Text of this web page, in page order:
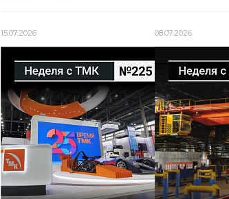
15.07.2026 08.07.2026